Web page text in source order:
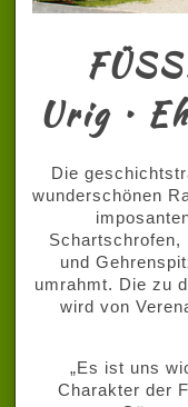
Urig •
Die
wunderschönen
Schartschrofen,
und
umrahmt. Die zu
wird von
„Es ist uns
Charakter der